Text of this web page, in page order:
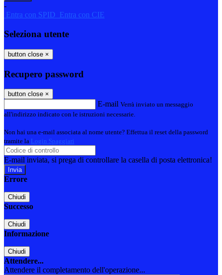
-
Entra con SPID Entra con CIE
Seleziona utente
button close ×
Recupero password
button close ×
E-mail Verrà inviato un messaggio
all'indirizzo indicato con le istruzioni necessarie.
Non hai una e-mail associata al nome utente? Effettua il reset della password
tramite la Login Spaggiari
E-mail inviata, si prega di controllare la casella di posta elettronica!
Errore
Chiudi
Successo
Chiudi
Informazione
Chiudi
Attendere...
Attendere il completamento dell'operazione...